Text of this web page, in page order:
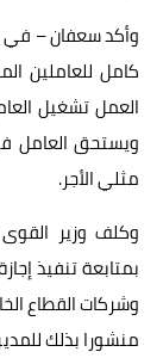
وأكد سعفان – في
العمل تشغيل
ويستحق العامل
مثلي الأجر.
وكلف وزير القوى
بمتابعة تنفيذ
وشركات القطاع
منشورا بذلك